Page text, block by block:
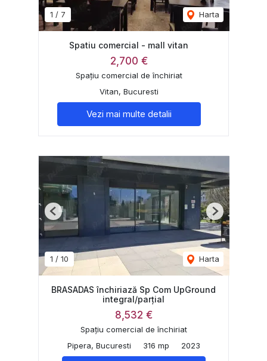
1 / 7 Harta
Spatiu comercial - mall vitan
2,700 €
Spațiu comercial de închiriat
Vitan, Bucuresti
Vezi mai multe detalii
1 / 10 Harta
Previous Next
BRASADAS închiriază Sp Com UpGround
integral/parțial
8,532 €
Spațiu comercial de închiriat
Pipera, Bucuresti
316 mp 2023